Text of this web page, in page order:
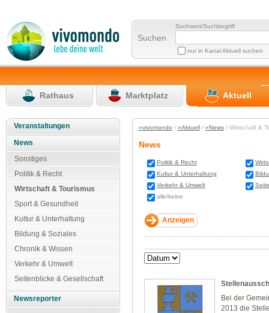
Suchen
Suchwort/Suchbegriff
nur in Kanal Aktuell suchen
Rathaus Marktplatz Aktuell
Veranstaltungen
News
Sonstiges
Politik & Recht
Wirtschaft & Tourismus
Sport & Gesundheit
Kultur & Unterhaltung
Bildung & Soziales
Chronik & Wissen
Verkehr & Umwelt
Seitenblicke & Gesellschaft
Newsreporter
»vivomondo / »Aktuell/ »News/ Wirtschaft &
News
Politik & Recht
Kultur & Unterhaltung
Verkehr & Umwelt
alle/keine
Bei der
2013 die